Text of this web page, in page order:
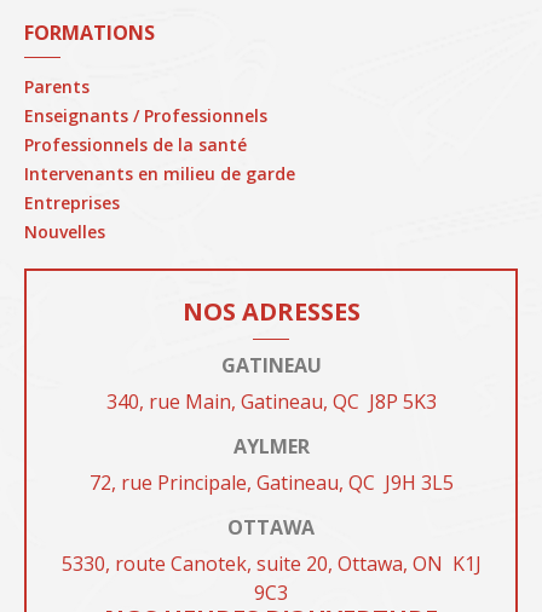
FORMATIONS
Parents
Enseignants / Professionnels
Professionnels de la santé
Intervenants en milieu de garde
Entreprises
Nouvelles
NOS ADRESSES
GATINEAU
340, rue Main, Gatineau, QC J8P 5K3
AYLMER
72, rue Principale, Gatineau, QC J9H 3L5
OTTAWA
5330, route Canotek, suite 20, Ottawa, ON K1J
9C3